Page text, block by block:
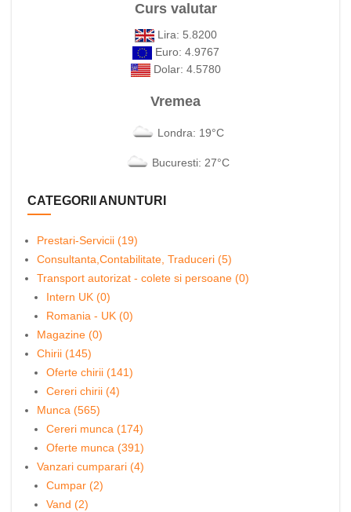
Curs valutar
Lira: 5.8200
Euro: 4.9767
Dolar: 4.5780
Vremea
Londra: 19°C
Bucuresti: 27°C
CATEGORII ANUNTURI
Prestari-Servicii (19)
Consultanta,Contabilitate, Traduceri (5)
Transport autorizat - colete si persoane (0)
Intern UK (0)
Romania - UK (0)
Magazine (0)
Chirii (145)
Oferte chirii (141)
Cereri chirii (4)
Munca (565)
Cereri munca (174)
Oferte munca (391)
Vanzari cumparari (4)
Cumpar (2)
Vand (2)